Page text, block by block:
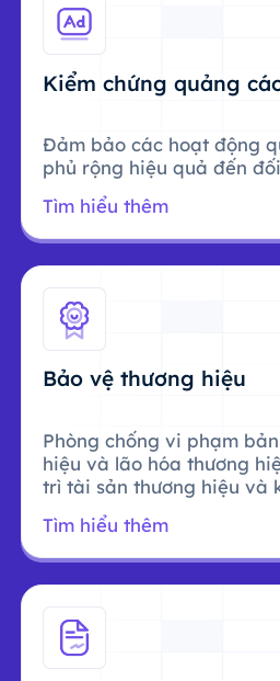
Kiểm chứng quảng
Đảm bảo các hoạt động
phủ rộng hiệu quả đến
Tìm hiểu thêm
Bảo vệ thương hiệu
Phòng chống vi phạm
hiệu và lão hóa thương
trì tài sản thương hiệu và
Tìm hiểu thêm